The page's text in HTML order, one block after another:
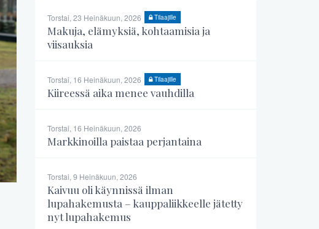
Torstai, 23 Heinäkuun, 2026 Tilaajille
Makuja, elämyksiä, kohtaamisia ja
viisauksia
Torstai, 16 Heinäkuun, 2026 Tilaajille
Kiireessä aika menee vauhdilla
Torstai, 16 Heinäkuun, 2026
Markkinoilla paistaa perjantaina
Torstai, 9 Heinäkuun, 2026
Kaivuu oli käynnissä ilman
lupahakemusta – kauppaliikkeelle jätetty
nyt lupahakemus